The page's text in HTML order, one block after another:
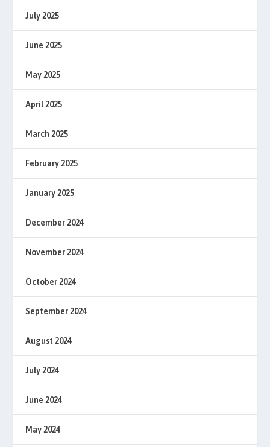
July 2025
June 2025
May 2025
April 2025
March 2025
February 2025
January 2025
December 2024
November 2024
October 2024
September 2024
August 2024
July 2024
June 2024
May 2024